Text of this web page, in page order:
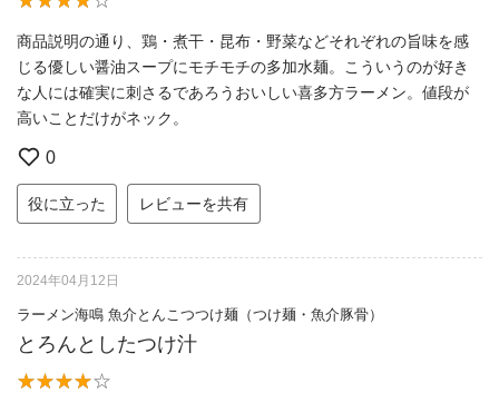
商品説明の通り、鶏・煮干・昆布・野菜などそれぞれの旨味を感
じる優しい醤油スープにモチモチの多加水麺。こういうのが好き
な人には確実に刺さるであろうおいしい喜多方ラーメン。値段が
高いことだけがネック。
0
役に立った レビューを共有
2024年04月12日
ラーメン海鳴 魚介とんこつつけ麺（つけ麺・魚介豚骨）
とろんとしたつけ汁